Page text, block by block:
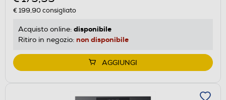
€ 199,90consigliato
Acquisto online: disponibile
Ritiro in negozio: non disponibile
AGGIUNGI